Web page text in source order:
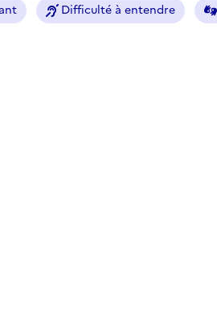
Difficulté à entendre